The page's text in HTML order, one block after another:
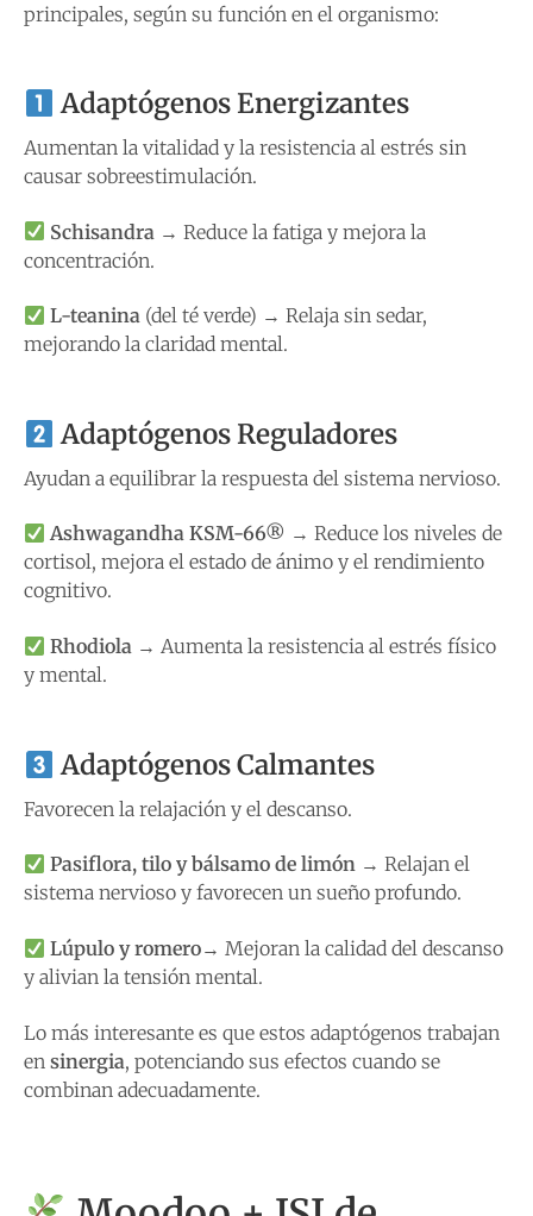
principales, según su función en el organismo:
Adaptógenos Energizantes
Aumentan la vitalidad y la resistencia al estrés sin
causar sobreestimulación.
Schisandra → Reduce la fatiga y mejora la
concentración.
L-teanina (del té verde) → Relaja sin sedar,
mejorando la claridad mental.
Adaptógenos Reguladores
Ayudan a equilibrar la respuesta del sistema nervioso.
Ashwagandha KSM-66® → Reduce los niveles de
cortisol, mejora el estado de ánimo y el rendimiento
cognitivo.
Rhodiola → Aumenta la resistencia al estrés físico
y mental.
Adaptógenos Calmantes
Favorecen la relajación y el descanso.
Pasiflora, tilo y bálsamo de limón → Relajan el
sistema nervioso y favorecen un sueño profundo.
Lúpulo y romero→ Mejoran la calidad del descanso
y alivian la tensión mental.
Lo más interesante es que estos adaptógenos trabajan
en sinergia, potenciando sus efectos cuando se
combinan adecuadamente.